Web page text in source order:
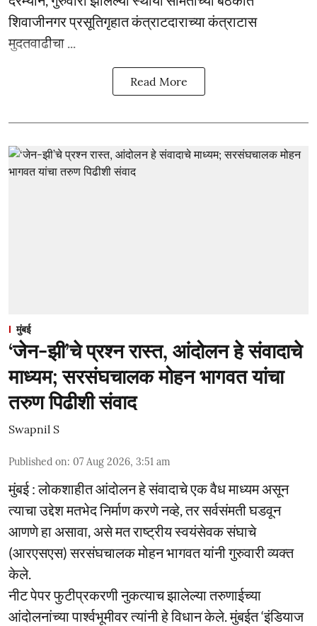
शिवाजीनगर प्रसूतिगृहात कंत्राटदाराच्या कंत्राटास
मुदतवाढीचा ...
Read More
मुंबई
‘जेन-झी’चे प्रश्न रास्त, आंदोलन हे संवादाचे
माध्यम; सरसंघचालक मोहन भागवत यांचा
तरुण पिढीशी संवाद
Swapnil S
Published on: 07 Aug 2026, 3:51 am
मुंबई : लोकशाहीत आंदोलन हे संवादाचे एक वैध माध्यम असून
त्याचा उद्देश मतभेद निर्माण करणे नव्हे, तर सर्वसंमती घडवून
आणणे हा असावा, असे मत राष्ट्रीय स्वयंसेवक संघाचे
(आरएसएस) सरसंघचालक मोहन भागवत यांनी गुरुवारी व्यक्त
केले.
नीट पेपर फुटीप्रकरणी नुकत्याच झालेल्या तरुणाईच्या
आंदोलनांच्या पार्श्वभूमीवर त्यांनी हे विधान केले. मुंबईत ‘इंडियाज